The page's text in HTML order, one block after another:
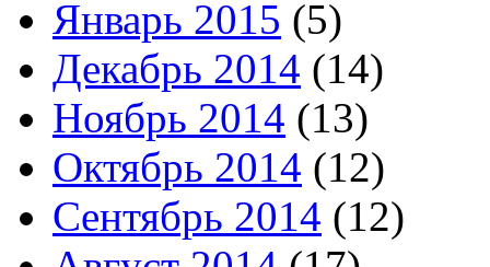
Январь 2015 (5)
Декабрь 2014 (14)
Ноябрь 2014 (13)
Октябрь 2014 (12)
Сентябрь 2014 (12)